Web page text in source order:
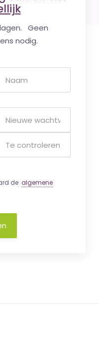
Geen
nodig.
de algemene